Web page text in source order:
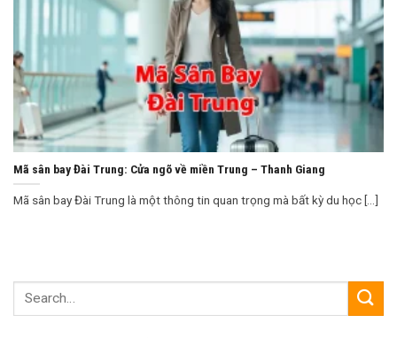
Mã sân bay Đài Trung: Cửa ngõ về miền Trung – Thanh Giang
Mã sân bay Đài Trung là một thông tin quan trọng mà bất kỳ du học [...]